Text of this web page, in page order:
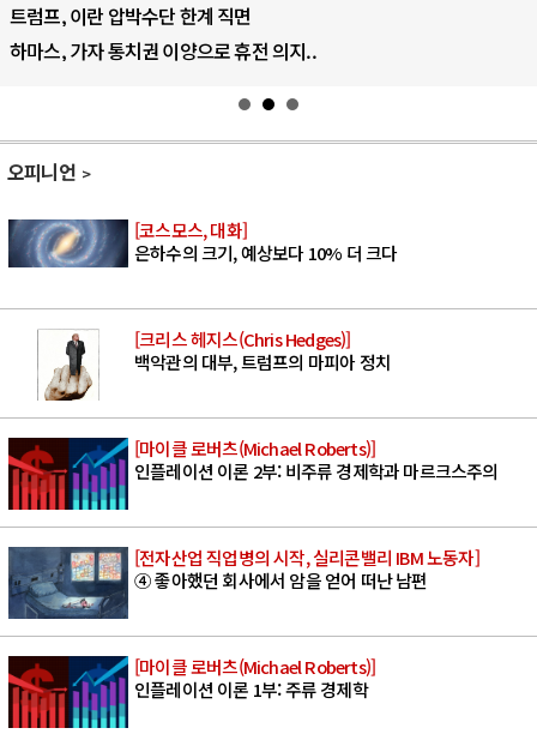
AI의 숨은 환경 비용: 데이터센터 확산..
AI는 어떻게 미국 민주주의를 잠식하고 ..
오피니언
[코스모스, 대화]
은하수의 크기, 예상보다 10% 더 크다
[크리스 헤지스(Chris Hedges)]
백악관의 대부, 트럼프의 마피아 정치
[마이클 로버츠(Michael Roberts)]
인플레이션 이론 2부: 비주류 경제학과 마르크스주의
[전자산업 직업병의 시작, 실리콘밸리 IBM 노동자]
④ 좋아했던 회사에서 암을 얻어 떠난 남편
[마이클 로버츠(Michael Roberts)]
인플레이션 이론 1부: 주류 경제학